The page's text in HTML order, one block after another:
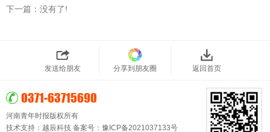
下一篇：没有了!
发送给朋友 分享到朋友圈 返回首页
0371-63715690
河南青年时报版权所有
技术支持： 越辰科技 备案号： 豫ICP备2021037133号